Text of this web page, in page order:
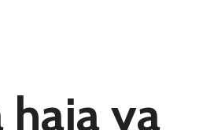
haja ya